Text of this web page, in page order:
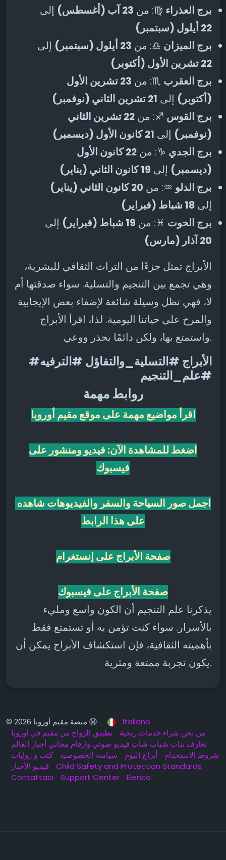
برج العذراء ♍: من 23 آب (أغسطس)
إلى
22 أيلول (سبتمبر)
برج الميزان ♎: من 23 أيلول (سبتمبر)
إلى
22 تشرين الأول (أكتوبر)
برج العقرب ♏: من
23 تشرين الأول
(أكتوبر) إلى 21 تشرين الثاني (نوفمبر)
برج القوس ♐: من
22 تشرين الثاني
(نوفمبر) إلى 21 كانون الأول (ديسمبر)
برج الجدي ♑: من
22 كانون الأول
(ديسمبر) إلى 19 كانون الثاني (يناير)
برج الدلو ♒: من 20 كانون الثاني (يناير)
إلى 18 شباط (فبراير)
برج الحوت ♓: من 19 شباط (فبراير)
إلى
20 آذار (مارس)
الأبراج تمثل جزءًا من التراث الثقافي للبشرية،
وهي تجمع بين التنجيم والتسلية. سواء صدقتها أم
لا، فهي تظل وسيلة شائعة لإضفاء بعض الإيجابية
والمرح على حياتنا اليومية. لذا، اقرأ الأبراج
واستمتع بها، ولكن دائمًا بحذر ووعي.
#الأبراج #التسلية_والتفاؤل #الترفيه
#علم_التنجيم
روابط مهمة
اقرأ مواضيع مهمة على موقع مقيم أوروبا
اضغط للمشاهدة الآن: فيديو ومنشور على
فيسبوك
اجمل صور السياحة والسفر والفيديوهات شاهده
على هذا الرابط
صفحة الأبراج على إنستغرام
صفحة الأبراج على فيسبوك
يذكرنا علم التنجيم أن الكون واسع ومليء
بالأسرار. سواء كنت تؤمن به أو تستمتع فقط
بأهميته الثقافية، فإن استكشاف الأبراج يمكن أن
يكون تجربة ممتعة ومثرية.
© 2026 منصة مقيم أوروبا Ⓜ️
Italiano
من نحن شراء خدمات ربحية
تطبيق الزواج من مقيم في أوروبا
تعارف بنات شباب شات فيديو صوتي وارقام مجاني أخبار العالم
شروط الاستخدام
أبراج اليوم سياسة الخصوصية
كتب و روايات
Child Safety and Protection Standards
Contattaci
Support Center Elenco